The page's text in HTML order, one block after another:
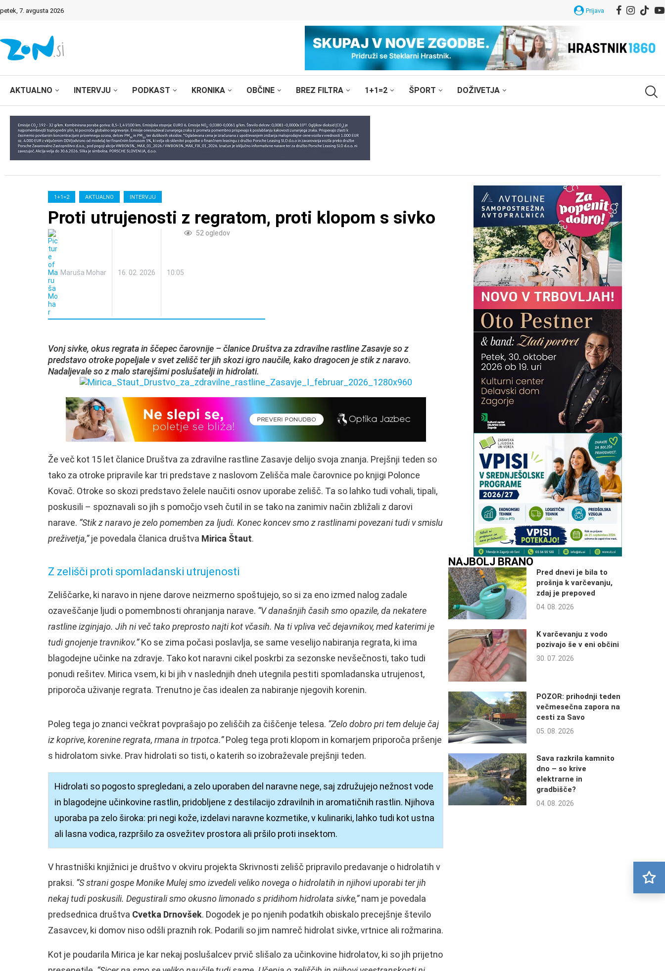
petek, 7. avgusta 2026 Prijava
AKTUALNO INTERVJU PODKAST KRONIKA OBČINE BREZ FILTRA 1+1=2 ŠPORT DOŽIVETJA
1+1=2 AKTUALNO INTERVJU
Proti utrujenosti z regratom, proti klopom s sivko
Maruša Mohar 16. 02. 2026 10:05
52 ogledov
Vonj sivke, okus regrata in ščepec čarovnije – članice Društva za zdravilne rastline Zasavje so z
predstavo otroke popeljale v svet zelišč ter jih skozi igro naučile, kako dragocen je stik z naravo.
Nadaljevale so z malo starejšimi poslušatelji in hidrolati.
Že več kot 15 let članice Društva za zdravilne rastline Zasavje delijo svoja znanja. Prejšnji teden so
tako za otroke pripravile kar tri predstave z naslovom Zelišča male čarovnice po knjigi Polonce
Kovač. Otroke so skozi predstavo želele naučiti osnov uporabe zelišč. Ta so lahko tudi vohali, tipali,
poskusili – spoznavali so jih s pomočjo vseh čutil in se tako na zanimiv način zbližali z darovi
narave. “Stik z naravo je zelo pomemben za ljudi. Konec koncev smo z rastlinami povezani tudi v smislu
preživetja,”je povedala članica društva Mirica Štaut.
Z zelišči proti spomladanski utrujenosti
Zeliščarke, ki naravo in njene darove neizmerno spoštujejo, so si za eno izmed nalog zadale
ozaveščanje ljudi o pomembnosti ohranjanja narave. “V današnjih časih smo opazile, da nekatere
rastline izginjajo. Jih ni več tako preprosto najti kot včasih. Na ti vpliva več dejavnikov, med katerimi je
tudi gnojenje travnikov.”Ko se zima počasi poslavlja, se same veselijo nabiranja regrata, ki ima
blagodejne učinke na zdravje. Tako kot naravni cikel poskrbi za sezonske nevšečnosti, tako tudi
ponudi rešitev. Mirica vsem, ki bi jih v naslednjih dneh utegnila pestiti spomladanska utrujenost,
priporoča uživanje regrata. Trenutno je čas idealen za nabiranje njegovih korenin.
Poleg tega jo znanci večkrat povprašajo po zeliščih za čiščenje telesa. “Zelo dobro pri tem deluje čaj
iz koprive, korenine regrata, rmana in trpotca.”Poleg tega proti klopom in komarjem priporoča pršenje
s hidrolatom sivke. Prav hidrolati so tisti, o katerih so izobraževale prejšnji teden.
Hidrolati so pogosto spregledani, a zelo uporaben del naravne nege, saj združujejo nežnost vode
in blagodejne učinkovine rastlin, pridobljene z destilacijo zdravilnih in aromatičnih rastlin. Njihova
uporaba pa zelo široka: pri negi kože, izdelavi naravne kozmetike, v kulinariki, lahko tudi kot ustna
ali lasna vodica, razpršilo za osvežitev prostora ali pršilo proti insektom.
V hrastniški knjižnici je društvo v okviru projekta Skrivnosti zelišč pripravilo predavanje o hidrolatih v
praksi. “S strani gospe Monike Mulej smo izvedeli veliko novega o hidrolatih in njihovi uporabi ter jih
nekaj tudi poskusili. Degustirali smo okusno limonado s pridihom hidrolata sivke,”nam je povedala
predsednica društva Cvetka Drnovšek. Dogodek je po njenih podatkih obiskalo precejšnje število
Zasavcev, ki domov niso odšli praznih rok. Podarili so jim namreč hidrolat sivke, vrtnice ali rožmarina.
Kot je poudarila Mirica je kar nekaj poslušalcev prvič slišalo za učinkovine hidrolatov, ki so jih prijetno
NAJBOLJ BRANO
Pred dnevi je bila to
prošnja k varčevanju,
zdaj je prepoved
04. 08. 2026
K varčevanju z vodo
pozivajo še v eni občini
30. 07. 2026
POZOR: prihodnji teden
večmesečna zapora na
cesti za Savo
05. 08. 2026
Sava razkrila kamnito
dno – so krive
elektrarne in
gradbišče?
04. 08. 2026